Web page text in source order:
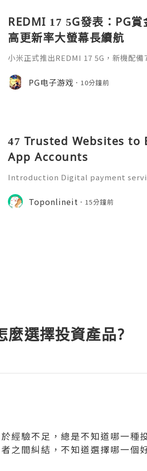
REDMI 17 5G發表：PG
高更新率大螢幕長續航
小米正式推出REDMI 17 5G，新機配
求。對於喜歡PG手遊的玩家來說，
續航力，可帶來更穩定的遊戲體驗，
PG电子游戏 10分鐘前
47 Trusted Websites to
App Accounts
Introduction Digital payment
obile payment applications for
yments, and handling everyd
Toponlineit 15分鐘前
麼選擇投資產品?
經驗不足，總是不知道哪一種
之間糾結，不知道選擇哪一個